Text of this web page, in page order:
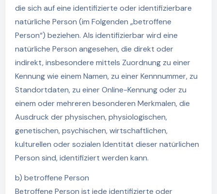
die sich auf eine identifizierte oder identifizierbare
natürliche Person (im Folgenden „betroffene
Person“) beziehen. Als identifizierbar wird eine
natürliche Person angesehen, die direkt oder
indirekt, insbesondere mittels Zuordnung zu einer
Kennung wie einem Namen, zu einer Kennnummer, zu
Standortdaten, zu einer Online-Kennung oder zu
einem oder mehreren besonderen Merkmalen, die
Ausdruck der physischen, physiologischen,
genetischen, psychischen, wirtschaftlichen,
kulturellen oder sozialen Identität dieser natürlichen
Person sind, identifiziert werden kann.
b) betroffene Person
Betroffene Person ist jede identifizierte oder